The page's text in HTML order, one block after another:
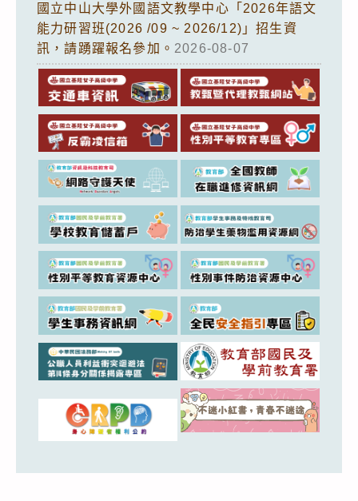
國立中山大學外國語文教學中心「2026年語文
能力研習班(2026 /09 ~ 2026/12)」招生資
訊，請踴躍報名參加。 2026-08-07